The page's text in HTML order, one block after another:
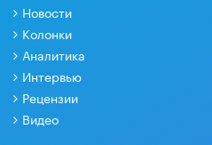
Новости
Колонки
Аналитика
Интервью
Рецензии
Видео